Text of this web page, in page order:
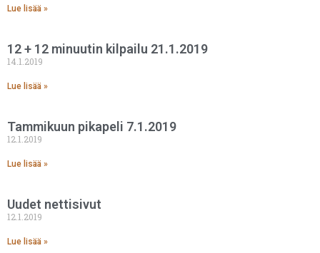
Lue lisää »
12 + 12 minuutin kilpailu 21.1.2019
14.1.2019
Lue lisää »
Tammikuun pikapeli 7.1.2019
12.1.2019
Lue lisää »
Uudet nettisivut
12.1.2019
Lue lisää »